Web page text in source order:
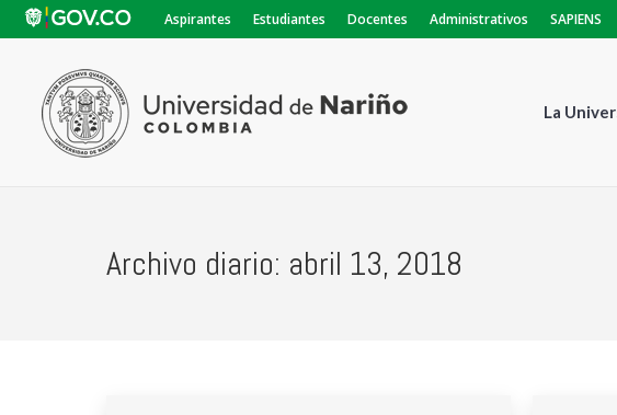
Aspirantes Estudiantes Docentes Administrativos SAPIENS
La
Archivo diario: abril 13, 2018